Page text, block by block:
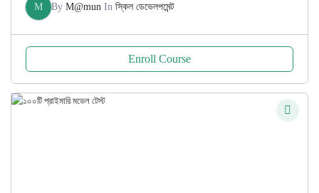
M By M@mun In স্কিল ডেভেলপমেন্ট
Enroll Course